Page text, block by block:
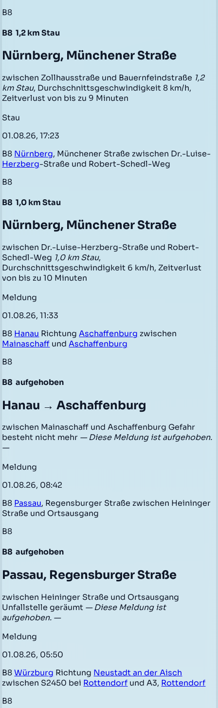
B8
B8 1,2 km Stau
Nürnberg, Münchener Straße
zwischen Zollhausstraße und Bauernfeindstraße 1,2
km Stau, Durchschnittsgeschwindigkeit 8 km/h,
Zeitverlust von bis zu 9 Minuten
Stau
01.08.26, 17:23
B8 Nürnberg, Münchener Straße zwischen Dr.-Luise-
Herzberg-Straße und Robert-Schedl-Weg
B8
B8 1,0 km Stau
Nürnberg, Münchener Straße
zwischen Dr.-Luise-Herzberg-Straße und Robert-
Schedl-Weg 1,0 km Stau,
Durchschnittsgeschwindigkeit 6 km/h, Zeitverlust
von bis zu 10 Minuten
Meldung
01.08.26, 11:33
B8 Hanau RichtungAschaffenburg zwischen
Mainaschaff undAschaffenburg
B8
B8 aufgehoben
Hanau → Aschaffenburg
zwischen Mainaschaff und Aschaffenburg Gefahr
besteht nicht mehr — Diese Meldung ist aufgehoben.
—
Meldung
01.08.26, 08:42
B8 Passau, Regensburger Straße zwischen Heininger
Straße und Ortsausgang
B8
B8 aufgehoben
Passau, Regensburger Straße
zwischen Heininger Straße und Ortsausgang
Unfallstelle geräumt — Diese Meldung ist
aufgehoben. —
Meldung
01.08.26, 05:50
B8Würzburg Richtung Neustadt an der Aisch
zwischen S2450 bei Rottendorf und A3, Rottendorf
B8